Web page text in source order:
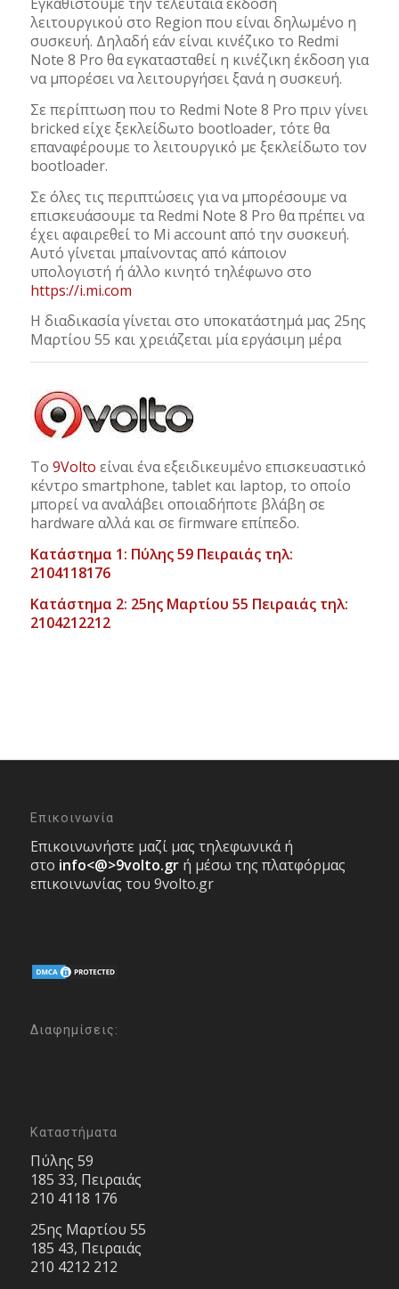
λειτουργικού στο Region που είναι δηλωμένο η
συσκευή. Δηλαδή εάν είναι κινέζικο το Redmi
Note 8 Pro θα εγκατασταθεί η κινέζικη έκδοση για
να μπορέσει να λειτουργήσει ξανά η συσκευή.
Σε περίπτωση που το Redmi Note 8 Pro πριν γίνει
bricked είχε ξεκλείδωτο bootloader, τότε θα
επαναφέρουμε το λειτουργικό με ξεκλείδωτο τον
bootloader.
Σε όλες τις περιπτώσεις για να μπορέσουμε να
επισκευάσουμε τα Redmi Note 8 Pro θα πρέπει να
έχει αφαιρεθεί το Mi account από την συσκευή.
Αυτό γίνεται μπαίνοντας από κάποιον
υπολογιστή ή άλλο κινητό τηλέφωνο στο
https://i.mi.com
Η διαδικασία γίνεται στο υποκατάστημά μας 25ης
Μαρτίου 55 και χρειάζεται μία εργάσιμη μέρα
Το 9Volto είναι ένα εξειδικευμένο επισκευαστικό
κέντρο smartphone, tablet και laptop, το οποίο
μπορεί να αναλάβει οποιαδήποτε βλάβη σε
hardware αλλά και σε firmware επίπεδο.
Κατάστημα 1: Πύλης 59 Πειραιάς τηλ:
2104118176
Κατάστημα 2: 25ης Μαρτίου 55 Πειραιάς τηλ:
2104212212
Επικοινωνία
Επικοινωνήστε μαζί μας τηλεφωνικά ή
στο info<@>9volto.gr ή μέσω της πλατφόρμας
επικοινωνίας του 9volto.gr
Διαφημίσεις:
Καταστήματα
Πύλης 59
185 33, Πειραιάς
210 4118 176
25ης Μαρτίου 55
185 43, Πειραιάς
210 4212 212